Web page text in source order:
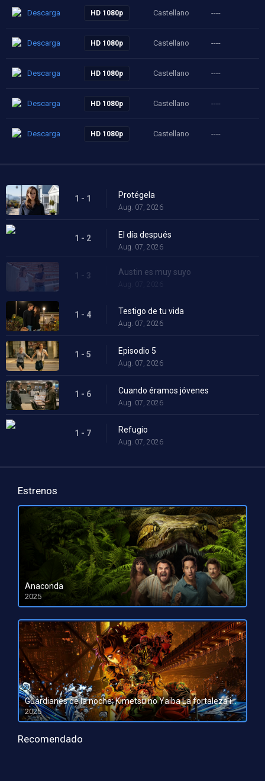
Descarga HD 1080p Castellano ----
Descarga HD 1080p Castellano ----
Descarga HD 1080p Castellano ----
Descarga HD 1080p Castellano ----
Descarga HD 1080p Castellano ----
1 - 1 Protégela
Aug. 07, 2026
1 - 2 El día después
Aug. 07, 2026
1 - 3 Austin es muy suyo
Aug. 07, 2026
1 - 4 Testigo de tu vida
Aug. 07, 2026
1 - 5 Episodio 5
Aug. 07, 2026
1 - 6 Cuando éramos jóvenes
Aug. 07, 2026
1 - 7 Refugio
Aug. 07, 2026
Estrenos
Anaconda
2025
HD 1080pHD 720p
Guardianes de la noche: Kimetsu no Yaiba La fortaleza infinita
2025
HD 1080pHD 720p
Recomendado